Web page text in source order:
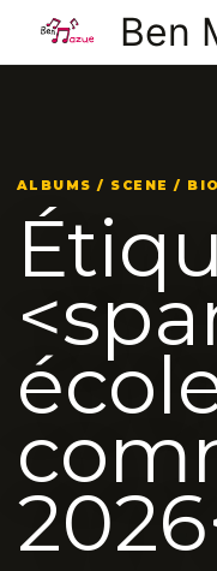
contenu
Ben
ALBUMS / SCENE /